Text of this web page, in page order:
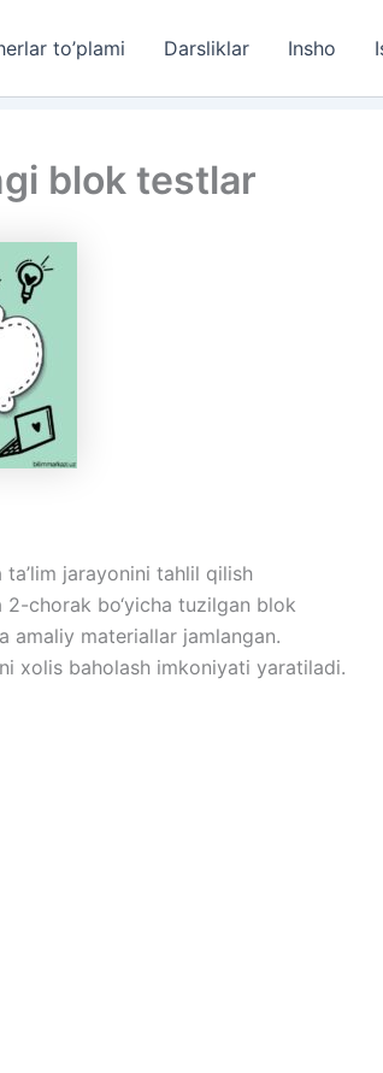
to’plami Darsliklar Insho
blok testlar
jarayonini tahlil qilish
2-chorak bo‘yicha tuzilgan blok
amaliy materiallar jamlangan.
xolis baholash imkoniyati yaratiladi.